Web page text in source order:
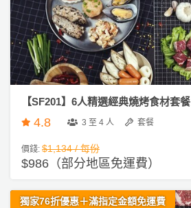
及
花
藝
禮
品
訂
製
物
地
拍
拖
企
業
公
活
動
婚
夾
時
間
神
器
侶
心
清
聯
【SF201】6人精選經典燒烤食材套餐
4.8 3 至 4 人 套餐
價錢: $1,134 / 每份
$986（部分地區免運費）
獨家76折優惠＋滿指定金額免運費